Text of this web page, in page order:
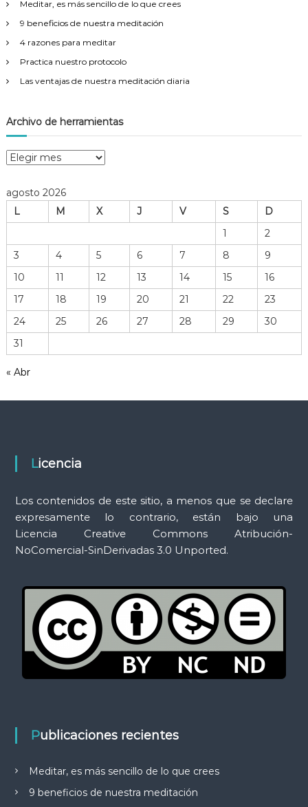
:
Meditar, es más sencillo de lo que crees
9 beneficios de nuestra meditación
4 razones para meditar
Practica nuestro protocolo
Las ventajas de nuestra meditación diaria
Archivo de herramientas
A
h
o
h
r
r
m
i
n
agosto 2026
L
M X J V S
D
1
2
3
4 5 6 7 8
9
10
11 12 13 14 15
16
17
18 19 20 21 22
23
24
25 26 27 28 29
30
31
« Abr
Licencia
Los contenidos de este sitio, a menos que se declare
expresamente lo contrario, están bajo una
Licencia Creative Commons Atribución-
NoComercial-SinDerivadas 3.0 Unported.
Publicaciones recientes
Meditar, es más sencillo de lo que crees
9 beneficios de nuestra meditación